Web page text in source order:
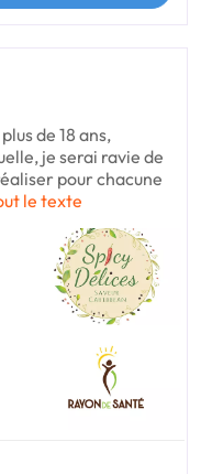
de 18 ans,
je serai ravie de
pour chacune
le texte